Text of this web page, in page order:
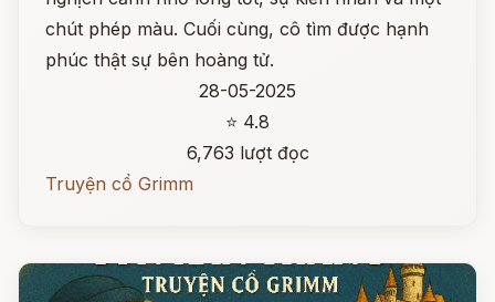
chút phép màu. Cuối cùng, cô tìm được hạnh
phúc thật sự bên hoàng tử.
28-05-2025
⭐ 4.8
6,763 lượt đọc
Truyện cổ Grimm